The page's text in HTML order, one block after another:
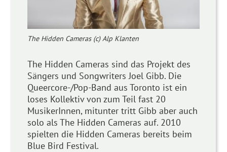
The Hidden Cameras (c) Alp Klanten
The Hidden Cameras sind das Projekt des
Sängers und Songwriters Joel Gibb. Die
Queercore-/Pop-Band aus Toronto ist ein
loses Kollektiv von zum Teil fast 20
MusikerInnen, mitunter tritt Gibb aber auch
solo als The Hidden Cameras auf. 2010
spielten die Hidden Cameras bereits beim
Blue Bird Festival.